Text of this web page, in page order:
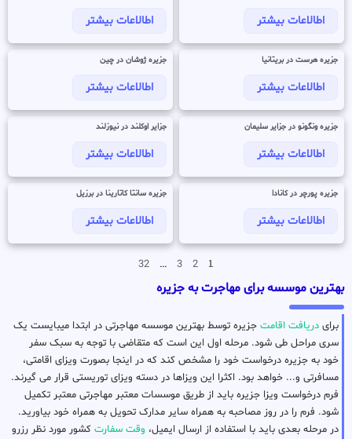
اطالاعات بیشتر اطالاعات بیشتر
جزیره هرست در بریتانیا
اطالاعات بیشتر
جزیره ژوشان در چین
اطالاعات بیشتر
جزیره ونگونو در جزایر سلیمان
اطالاعات بیشتر
جزایر اوکلند در نیوزلند
اطالاعات بیشتر
جزیره پورچر در کانادا
اطالاعات بیشتر
جزیره سانتا کاتارینا در برزیل
اطالاعات بیشتر
1
2
3
…
32
بهترین موسسه برای مهاجرت به جزیره
برای دریافت اقامت جزیره توسط بهترین موسسه مهاجرتی در ابتدا میبایست یک
سری مراحل طی شود. مرحله اول این است که متقاضی با توجه به سبک سفر
خود به جزیره درخواست خود را مشخص کند که در اینجا بصورت ویزای اقامتی،
مسافرتی و... خواهد بود. اکثرا این ویزاها در دسته ویزای توریستی قرار می گیرند.
فرم درخواست ویزا جزیره باید از طریق موسسات معتبر مهاجرتی معتبر تکمیل
شود. فرم را در روز مصاحبه به همراه سایر مدارک تحویل به همراه خود بیاورید.
در مرحله بعدی باید با استفاده از ارسال ایمیل، وقت سفارت کشور مورد نظر رزرو